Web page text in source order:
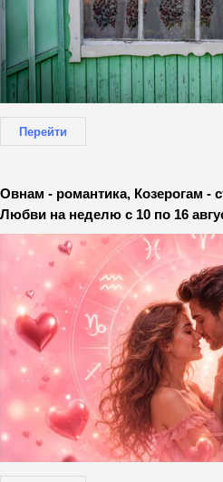
Перейти
Овнам - романтика, Козерогам -
Любви на неделю с 10 по 16